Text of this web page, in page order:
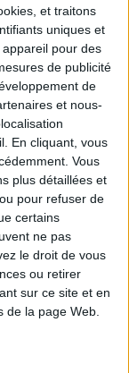
et traitons
uniques et
pour des
de publicité
de
et nous-
En cliquant, vous
Vous
plus détaillées et
pour refuser de
certains
ne pas
le droit de vous
ou retirer
sur ce site et en
de la page Web.
?
Plus de
10 kilos
Voir tout
la
(env. 2